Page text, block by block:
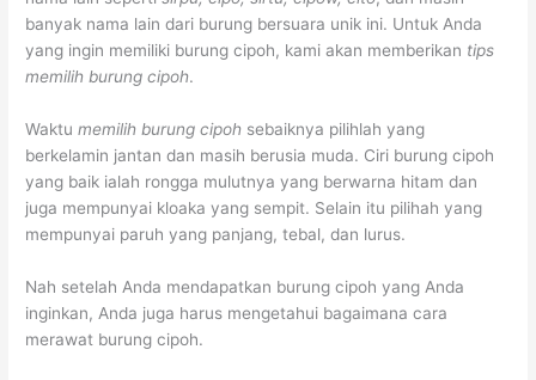
banyak nama lain dari burung bersuara unik ini. Untuk Anda
yang ingin memiliki burung cipoh, kami akan memberikan tips
memilih burung cipoh.
Waktumemilih burung cipoh sebaiknya pilihlah yang
berkelamin jantan dan masih berusia muda. Ciri burung cipoh
yang baik ialah rongga mulutnya yang berwarna hitam dan
juga mempunyai kloaka yang sempit. Selain itu pilihah yang
mempunyai paruh yang panjang, tebal, dan lurus.
Nah setelah Anda mendapatkan burung cipoh yang Anda
inginkan, Anda juga harus mengetahui bagaimana cara
merawat burung cipoh.